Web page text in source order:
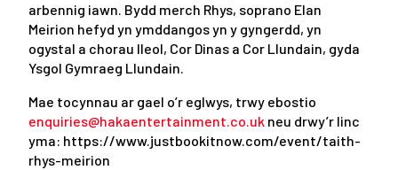
arbennig iawn. Bydd merch Rhys, soprano Elan
Meirion hefyd yn ymddangos yn y gyngerdd, yn
ogystal a chorau lleol, Cor Dinas a Cor Llundain, gyda
Ysgol Gymraeg Llundain.
Mae tocynnau ar gael o’r eglwys, trwy ebostio
enquiries@hakaentertainment.co.uk neu drwy’r linc
yma: https://www.justbookitnow.com/event/taith-
rhys-meirion